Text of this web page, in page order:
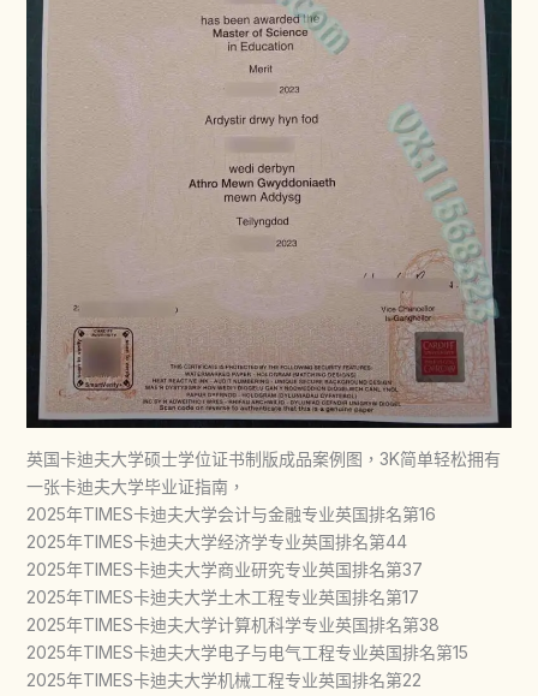
英国卡迪夫大学硕士学位证书制版成品案例图，3K简单轻松拥有
一张卡迪夫大学毕业证指南，
2025年TIMES卡迪夫大学会计与金融专业英国排名第16
2025年TIMES卡迪夫大学经济学专业英国排名第44
2025年TIMES卡迪夫大学商业研究专业英国排名第37
2025年TIMES卡迪夫大学土木工程专业英国排名第17
2025年TIMES卡迪夫大学计算机科学专业英国排名第38
2025年TIMES卡迪夫大学电子与电气工程专业英国排名第15
2025年TIMES卡迪夫大学机械工程专业英国排名第22